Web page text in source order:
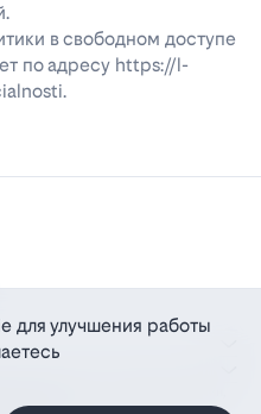
в свободном доступе
по адресу https://l-
для улучшения работы